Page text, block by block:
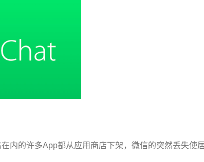
内的许多App都从应用商店下架，微信的突然丢失使